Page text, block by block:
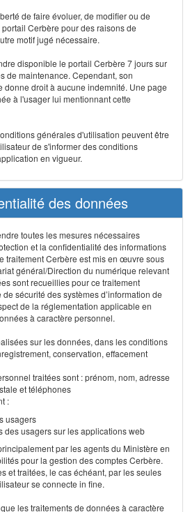
de faire évoluer, de modifier ou de
Cerbère pour des raisons de
motif jugé nécessaire.
disponible le portail Cerbère 7 jours sur
de maintenance. Cependant, son
droit à aucune indemnité. Une page
à l'usager lui mentionnant cette
générales d'utilisation peuvent être
de s'informer des conditions
en vigueur.
des données
toutes les mesures nécessaires
et la confidentialité des informations
traitement Cerbère est mis en œuvre sous
général/Direction du numérique relevant
sont recueillies pour ce traitement
sécurité des systèmes d’information de
de la réglementation applicable en
à caractère personnel.
sur les données, dans les conditions
conservation, effacement
traitées sont : prénom, nom, adresse
et téléphones
:
usagers
des usagers sur les applications web
par les agents du Ministère en
pour la gestion des comptes Cerbère.
et traitées, le cas échéant, par les seules
se connecte in fine.
les traitements de données à caractère